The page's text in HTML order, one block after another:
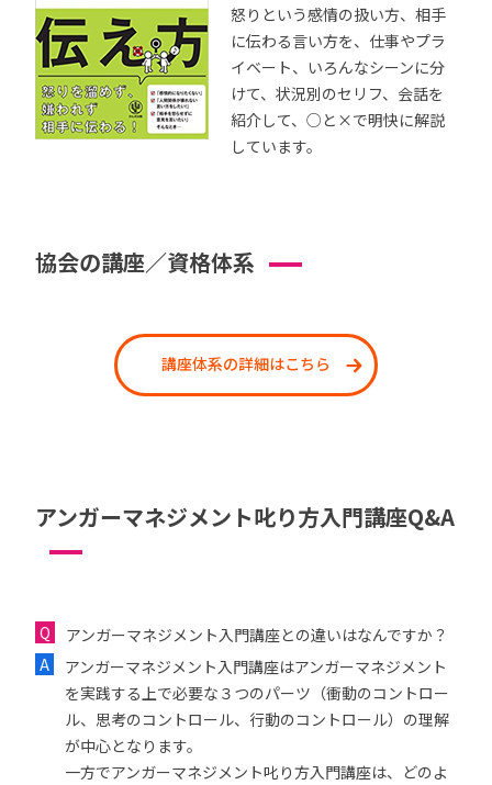
怒りという感情の扱い方、相手
に伝わる言い方を、仕事やプラ
イベート、いろんなシーンに分
けて、状況別のセリフ、会話を
紹介して、○と×で明快に解説
しています。
協会の講座／資格体系
講座体系の詳細はこちら
アンガーマネジメント叱り方入門講座Q&A
アンガーマネジメント入門講座との違いはなんですか？
アンガーマネジメント入門講座はアンガーマネジメント
を実践する上で必要な３つのパーツ（衝動のコントロー
ル、思考のコントロール、行動のコントロール）の理解
が中心となります。
一方でアンガーマネジメント叱り方入門講座は、どのよ